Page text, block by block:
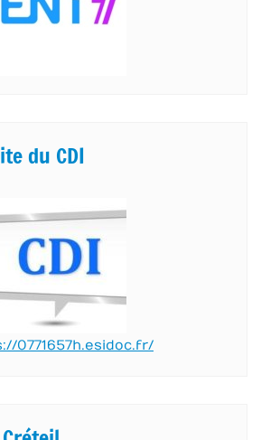
du CDI
0771657h.esidoc.fr/